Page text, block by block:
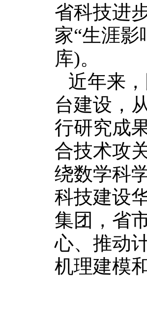
省科技进
家“生涯影
库)。
近年来
台建设，
行研究成
合技术攻
绕数学科
科技建设
集团，省
心、推动
机理建模